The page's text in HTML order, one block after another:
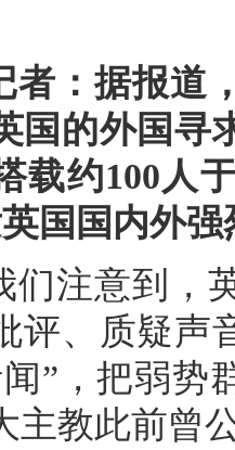
者：据报道
国的外国寻
载约100人
国国内外
们注意到，
评、质疑声
”，把弱势
主教此前曾